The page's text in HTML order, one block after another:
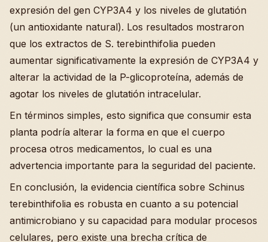
expresión del gen CYP3A4 y los niveles de glutatión
(un antioxidante natural). Los resultados mostraron
que los extractos de S. terebinthifolia pueden
aumentar significativamente la expresión de CYP3A4 y
alterar la actividad de la P-glicoproteína, además de
agotar los niveles de glutatión intracelular.
En términos simples, esto significa que consumir esta
planta podría alterar la forma en que el cuerpo
procesa otros medicamentos, lo cual es una
advertencia importante para la seguridad del paciente.
En conclusión, la evidencia científica sobre Schinus
terebinthifolia es robusta en cuanto a su potencial
antimicrobiano y su capacidad para modular procesos
celulares, pero existe una brecha crítica de